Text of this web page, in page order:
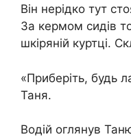
Він нерідко тут
За кермом сидів
шкіряній куртці.
«Приберіть, будь
Таня.
Водій оглянув